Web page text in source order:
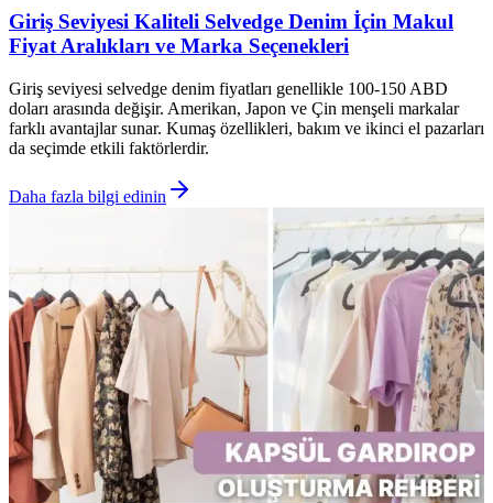
Giriş Seviyesi Kaliteli Selvedge Denim İçin Makul
Fiyat Aralıkları ve Marka Seçenekleri
Giriş seviyesi selvedge denim fiyatları genellikle 100-150 ABD
doları arasında değişir. Amerikan, Japon ve Çin menşeli markalar
farklı avantajlar sunar. Kumaş özellikleri, bakım ve ikinci el pazarları
da seçimde etkili faktörlerdir.
Daha fazla bilgi edinin